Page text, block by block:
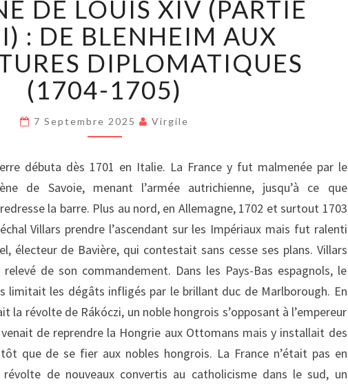
RÈGNE
DE
LOUIS
XIV
(PARTIE
XXXIII)
DE
AUX
OUVERTURES
DIPLOMATIQUES
(1704-
1705)
DE LOUIS XIV (PARTIE
: DE BLENHEIM AUX
DIPLOMATIQUES
(1704-1705)
7 Septembre 2025 Virgile
débuta dès 1701 en Italie. La France y fut malmenée par le
de Savoie, menant l’armée autrichienne, jusqu’à ce que
la barre. Plus au nord, en Allemagne, 1702 et surtout 1703
Villars prendre l’ascendant sur les Impériaux mais fut ralenti
électeur de Bavière, qui contestait sans cesse ses plans. Villars
de son commandement. Dans les Pays-Bas espagnols, le
limitait les dégâts infligés par le brillant duc de Marlborough. En
la révolte de Rákóczi, un noble hongrois s’opposant à l’empereur
de reprendre la Hongrie aux Ottomans mais y installait des
que de se fier aux nobles hongrois. La France n’était pas en
de nouveaux convertis au catholicisme dans le sud, un